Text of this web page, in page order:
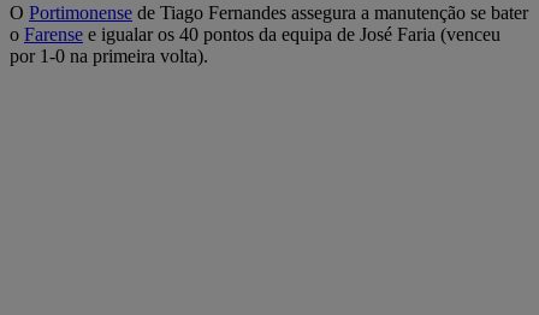
O Portimonense de Tiago Fernandes assegura a manutenção se bater
o Farense e igualar os 40 pontos da equipa de José Faria (venceu
por 1-0 na primeira volta).